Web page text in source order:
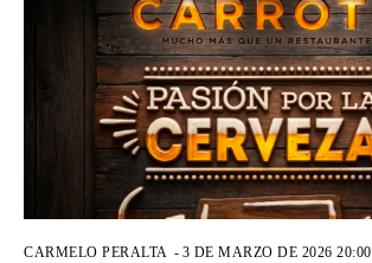
CARMELO PERALTA - 3 DE MARZO DE 2026 20:00